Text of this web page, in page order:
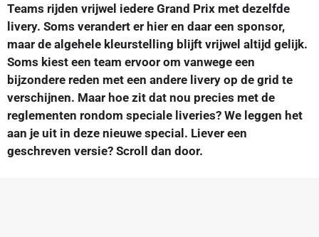
Teams rijden vrijwel iedere Grand Prix met dezelfde
livery. Soms verandert er hier en daar een sponsor,
maar de algehele kleurstelling blijft vrijwel altijd gelijk.
Soms kiest een team ervoor om vanwege een
bijzondere reden met een andere livery op de grid te
verschijnen. Maar hoe zit dat nou precies met de
reglementen rondom speciale liveries? We leggen het
aan je uit in deze nieuwe special. Liever een
geschreven versie? Scroll dan door.